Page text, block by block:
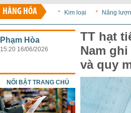
HÀNG HÓA Kim loại Năng
TT hạt
Nam
và quy
Phạm Hòa
15:20 16/06/2026
NỔI BẬT TRANG CHỦ